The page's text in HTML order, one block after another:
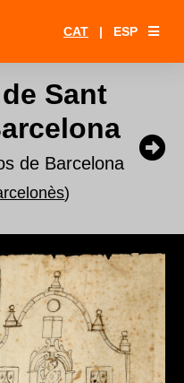
CAT | ESP
Sant
de Barcelona
)